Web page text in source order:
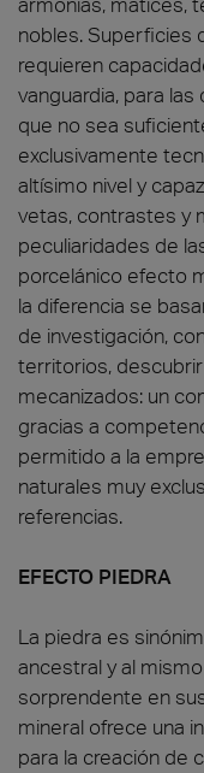
nobles. Superficies
requieren
vanguardia, para
que no sea
exclusivamente
altísimo nivel y
vetas, contrastes y
peculiaridades de
porcelánico efecto
la diferencia se
de investigación,
territorios,
mecanizados: un
gracias a
permitido a la
naturales muy
referencias.
EFECTO PIEDRA
La piedra es
ancestral y al
sorprendente en
mineral ofrece una
para la creación de